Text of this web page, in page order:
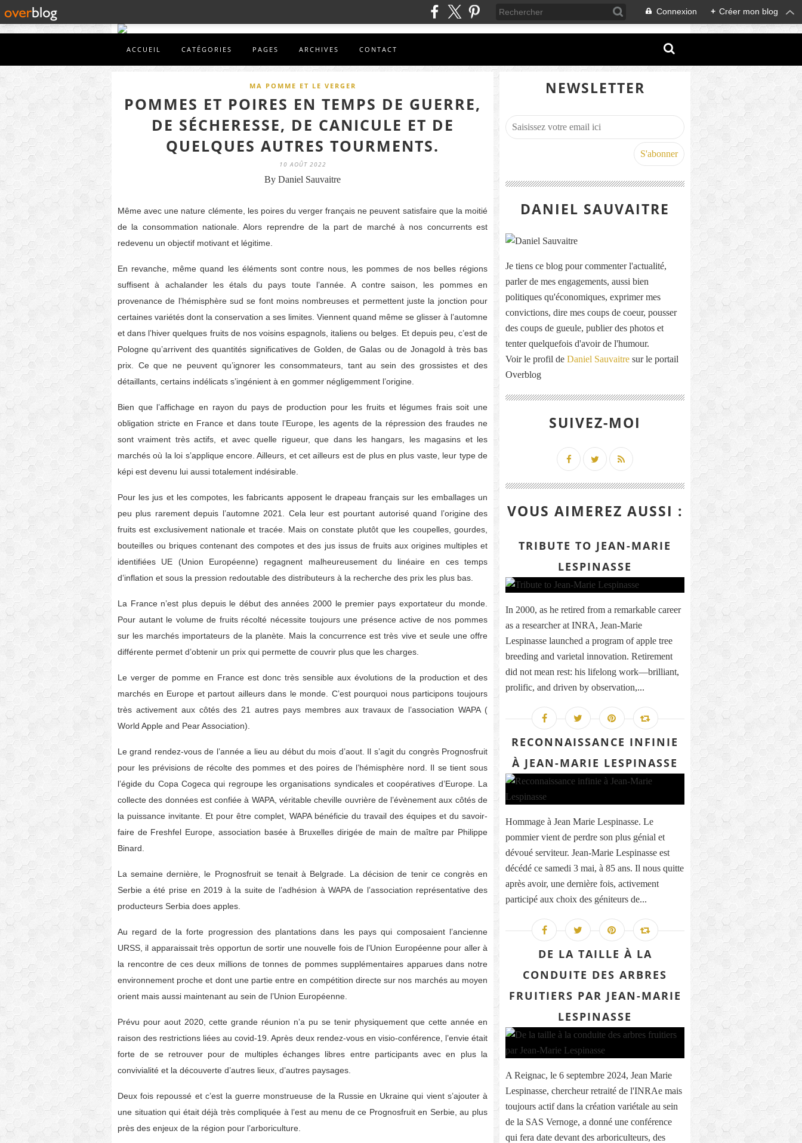
Connexion + Créer mon blog
ACCUEIL CATÉGORIES PAGES ARCHIVES CONTACT
MA POMME ET LE VERGER
POMMES ET POIRES EN TEMPS DE GUERRE,
DE SÉCHERESSE, DE CANICULE ET DE
QUELQUES AUTRES TOURMENTS.
10 AOÛT 2022
By Daniel Sauvaitre
Même avec une nature clémente, les poires du verger français ne peuvent satisfaire que la moitié
de la consommation nationale. Alors reprendre de la part de marché à nos concurrents est
redevenu un objectif motivant et légitime.
En revanche, même quand les éléments sont contre nous, les pommes de nos belles régions
suffisent à achalander les étals du pays toute l’année. A contre saison, les pommes en
provenance de l’hémisphère sud se font moins nombreuses et permettent juste la jonction pour
certaines variétés dont la conservation a ses limites. Viennent quand même se glisser à l’automne
et dans l’hiver quelques fruits de nos voisins espagnols, italiens ou belges. Et depuis peu, c’est de
Pologne qu’arrivent des quantités significatives de Golden, de Galas ou de Jonagold à très bas
prix. Ce que ne peuvent qu’ignorer les consommateurs, tant au sein des grossistes et des
détaillants, certains indélicats s’ingénient à en gommer négligemment l’origine.
Bien que l’affichage en rayon du pays de production pour les fruits et légumes frais soit une
obligation stricte en France et dans toute l’Europe, les agents de la répression des fraudes ne
sont vraiment très actifs, et avec quelle rigueur, que dans les hangars, les magasins et les
marchés où la loi s’applique encore. Ailleurs, et cet ailleurs est de plus en plus vaste, leur type de
képi est devenu lui aussi totalement indésirable.
Pour les jus et les compotes, les fabricants apposent le drapeau français sur les emballages un
peu plus rarement depuis l’automne 2021. Cela leur est pourtant autorisé quand l’origine des
fruits est exclusivement nationale et tracée. Mais on constate plutôt que les coupelles, gourdes,
bouteilles ou briques contenant des compotes et des jus issus de fruits aux origines multiples et
identifiées UE (Union Européenne) regagnent malheureusement du linéaire en ces temps
d’inflation et sous la pression redoutable des distributeurs à la recherche des prix les plus bas.
La France n’est plus depuis le début des années 2000 le premier pays exportateur du monde.
Pour autant le volume de fruits récolté nécessite toujours une présence active de nos pommes
sur les marchés importateurs de la planète. Mais la concurrence est très vive et seule une offre
différente permet d’obtenir un prix qui permette de couvrir plus que les charges.
Le verger de pomme en France est donc très sensible aux évolutions de la production et des
marchés en Europe et partout ailleurs dans le monde. C’est pourquoi nous participons toujours
très activement aux côtés des 21 autres pays membres aux travaux de l’association WAPA (
World Apple and Pear Association).
Le grand rendez-vous de l’année a lieu au début du mois d’aout. Il s’agit du congrès Prognosfruit
pour les prévisions de récolte des pommes et des poires de l’hémisphère nord. Il se tient sous
l’égide du Copa Cogeca qui regroupe les organisations syndicales et coopératives d’Europe. La
collecte des données est confiée à WAPA, véritable cheville ouvrière de l’évènement aux côtés de
la puissance invitante. Et pour être complet, WAPA bénéficie du travail des équipes et du savoir-
faire de Freshfel Europe, association basée à Bruxelles dirigée de main de maître par Philippe
Binard.
La semaine dernière, le Prognosfruit se tenait à Belgrade. La décision de tenir ce congrès en
Serbie a été prise en 2019 à la suite de l’adhésion à WAPA de l’association représentative des
producteurs Serbia does apples.
Au regard de la forte progression des plantations dans les pays qui composaient l’ancienne
URSS, il apparaissait très opportun de sortir une nouvelle fois de l’Union Européenne pour aller à
la rencontre de ces deux millions de tonnes de pommes supplémentaires apparues dans notre
environnement proche et dont une partie entre en compétition directe sur nos marchés au moyen
orient mais aussi maintenant au sein de l’Union Européenne.
Prévu pour aout 2020, cette grande réunion n’a pu se tenir physiquement que cette année en
raison des restrictions liées au covid-19. Après deux rendez-vous en visio-conférence, l’envie était
forte de se retrouver pour de multiples échanges libres entre participants avec en plus la
convivialité et la découverte d’autres lieux, d’autres paysages.
Deux fois repoussé et c’est la guerre monstrueuse de la Russie en Ukraine qui vient s’ajouter à
une situation qui était déjà très compliquée à l’est au menu de ce Prognosfruit en Serbie, au plus
près des enjeux de la région pour l’arboriculture.
NEWSLETTER
DANIEL SAUVAITRE
Je tiens ce blog pour commenter l'actualité,
parler de mes engagements, aussi bien
politiques qu'économiques, exprimer mes
convictions, dire mes coups de coeur, pousser
des coups de gueule, publier des photos et
tenter quelquefois d'avoir de l'humour.
Voir le profil de Daniel Sauvaitre sur le portail
Overblog
SUIVEZ-MOI
VOUS AIMEREZ AUSSI :
TRIBUTE TO JEAN-MARIE
LESPINASSE
In 2000, as he retired from a remarkable career
as a researcher at INRA, Jean-Marie
Lespinasse launched a program of apple tree
breeding and varietal innovation. Retirement
did not mean rest: his lifelong work—brilliant,
prolific, and driven by observation,...
RECONNAISSANCE INFINIE
À JEAN-MARIE LESPINASSE
Hommage à Jean Marie Lespinasse. Le
pommier vient de perdre son plus génial et
dévoué serviteur. Jean-Marie Lespinasse est
décédé ce samedi 3 mai, à 85 ans. Il nous quitte
après avoir, une dernière fois, activement
participé aux choix des géniteurs de...
DE LA TAILLE À LA
CONDUITE DES ARBRES
FRUITIERS PAR JEAN-MARIE
LESPINASSE
A Reignac, le 6 septembre 2024, Jean Marie
Lespinasse, chercheur retraité de l'INRAe mais
toujours actif dans la création variétale au sein
de la SAS Vernoge, a donné une conférence
qui fera date devant des arboriculteurs, des